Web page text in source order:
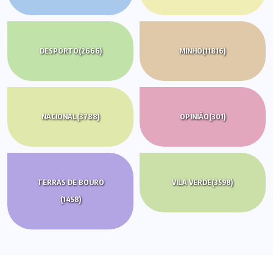
DESPORTO(2666) MINHO(11816)
NACIONAL(3788) OPINIÃO(301)
TERRAS DE BOURO
(1458)
VILA VERDE(3598)